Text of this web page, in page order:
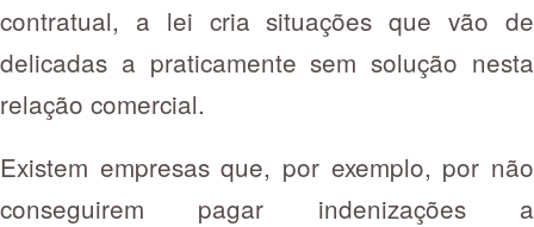
contratual, a lei cria situações que vão de
delicadas a praticamente sem solução nesta
relação comercial.
Existem empresas que, por exemplo, por não
conseguirem pagar indenizações a